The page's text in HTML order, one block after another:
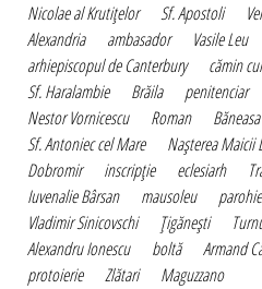
Nicolae al Krutiţelor Sf. Apostoli
Alexandria
ambasador Vasile Leu
arhiepiscopul de Canterbury
cămin
Sf. Haralambie
Brăila penitenciar
Nestor Vornicescu
Roman Băneasa
Sf. Antoniec cel Mare
Naşterea Maicii
Dobromir
inscripţie eclesiarh
Iuvenalie Bârsan
mausoleu parohie
Vladimir Sinicovschi
Ţigăneşti
Alexandru Ionescu
boltă Armand
protoierie
Zlătari Maguzzano